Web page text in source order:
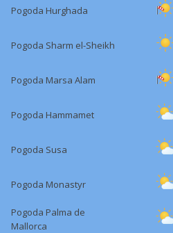
Pogoda Hurghada
Pogoda Sharm el-Sheikh
Pogoda Marsa Alam
Pogoda Hammamet
Pogoda Susa
Pogoda Monastyr
Pogoda Palma de
Mallorca